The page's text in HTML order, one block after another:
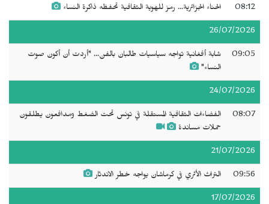
08:12 الحناء الجزائرية... رمز للهوية الثقافية تحفظه ذاكرة النساء
26/07/2026
09:05
شابة أفغانية تواجه سياسيات طالبان بالفن... "أردت أن أكون صوت
النساء"
24/07/2026
08:07
الفضاءات الثقافية المستقلة في تونس تحت الضغط ومدافعون يطلقون
حملات مساندة
21/07/2026
09:56 التراث الأثري في كرماشان يواجه خطر الاندثار
17/07/2026